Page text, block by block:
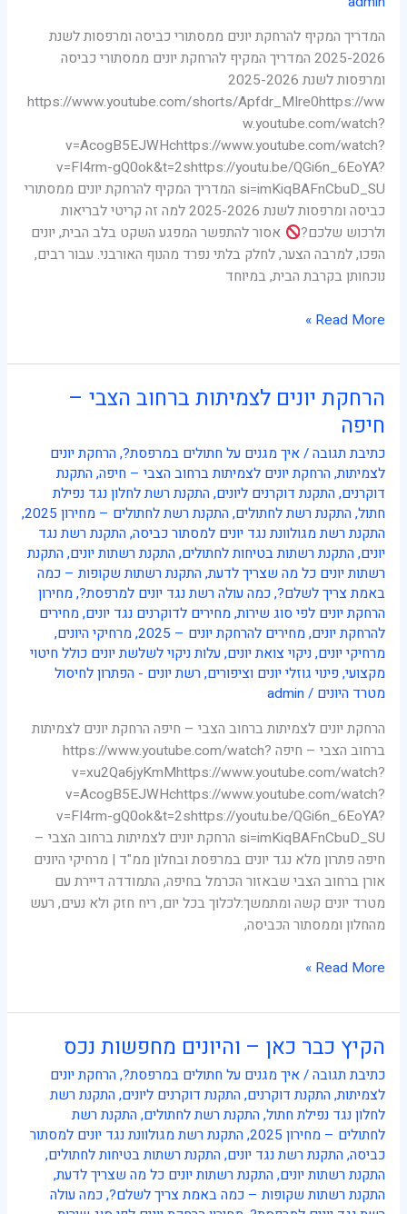
המדריך המקיף להרחקת יונים ממסתורי כביסה ומרפסות לשנת
2025-2026 המדריך המקיף להרחקת יונים ממסתורי כביסה
ומרפסות לשנת 2025-2026
https://www.youtube.com/shorts/Apfdr_MIre0https://ww
w.youtube.com/watch?
v=AcogB5EJWHchttps://www.youtube.com/watch?
v=FI4rm-gQ0ok&t=2shttps://youtu.be/QGi6n_6EoYA?
si=imKiqBAFnCbuD_SU המדריך המקיף להרחקת יונים ממסתורי
כביסה ומרפסות לשנת 2025-2026 למה זה קריטי לבריאות
ולרכוש שלכם?
אסור להתפשר המפגע השקט בלב הבית, יונים
הפכו, למרבה הצער, לחלק בלתי נפרד מהנוף האורבני. עבור רבים,
נוכחותן בקרבת הבית, במיוחד
Read More »
הרחקת יונים לצמיתות ברחוב הצבי –
חיפה
כתיבת תגובה/איך מגנים על חתולים במרפסת?,הרחקת יונים
לצמיתות,הרחקת יונים לצמיתות ברחוב הצבי – חיפה,התקנת
דוקרנים,התקנת דוקרנים ליונים,התקנת רשת לחלון נגד נפילת
חתול,התקנת רשת לחתולים,התקנת רשת לחתולים – מחירון 2025
,
התקנת רשת מגולוונת נגד יונים למסתור כביסה,התקנת רשת נגד
יונים,התקנת רשתות בטיחות לחתולים,התקנת רשתות יונים,התקנת
רשתות יונים כל מה שצריך לדעת,התקנת רשתות שקופות – כמה
באמת צריך לשלם?,כמה עולה רשת נגד יונים למרפסת?,מחירון
הרחקת יונים לפי סוג שירות,מחירים לדוקרנים נגד יונים,מחירים
להרחקת יונים,מחירים להרחקת יונים – 2025 ,מרחיקי היונים,
מרחיקי יונים,ניקוי צואת יונים,עלות ניקוי לשלשת יונים כולל חיטוי
מקצועי,פינוי גוזלי יונים וציפורים,רשת יונים - הפתרון לחיסול
מטרד היונים /
admin
הרחקת יונים לצמיתות ברחוב הצבי – חיפה הרחקת יונים לצמיתות
ברחוב הצבי – חיפה https://www.youtube.com/watch?
v=xu2Qa6jyKmMhttps://www.youtube.com/watch?
v=AcogB5EJWHchttps://www.youtube.com/watch?
v=FI4rm-gQ0ok&t=2shttps://youtu.be/QGi6n_6EoYA?
si=imKiqBAFnCbuD_SU הרחקת יונים לצמיתות ברחוב הצבי –
חיפה פתרון מלא נגד יונים במרפסת ובחלון ממ"ד | מרחיקי היונים
אורן ברחוב הצבי שבאזור הכרמל בחיפה, התמודדה דיירת עם
מטרד יונים קשה ומתמשך:לכלוך בכל יום, ריח חזק ולא נעים, רעש
מהחלון וממסתור הכביסה,
הרחקת
יונים
לצמיתות
ברחוב
הצבי
–
חיפה
Read More »
הקיץ כבר כאן – והיונים מחפשות נכס
כתיבת תגובה/איך מגנים על חתולים במרפסת?,הרחקת יונים
לצמיתות,התקנת דוקרנים,התקנת דוקרנים ליונים,התקנת רשת
לחלון נגד נפילת חתול,התקנת רשת לחתולים,התקנת רשת
לחתולים – מחירון 2025
,התקנת רשת מגולוונת נגד יונים למסתור
כביסה,התקנת רשת נגד יונים,התקנת רשתות בטיחות לחתולים,
התקנת רשתות יונים,התקנת רשתות יונים כל מה שצריך לדעת,
התקנת רשתות שקופות – כמה באמת צריך לשלם?,כמה עולה
הקיץ
כאן
–
והיונים
מחפשות
נכס